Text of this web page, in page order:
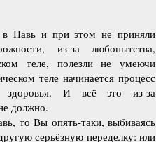
Навь и при этом не приняли
из-за любопытства,
теле, полезли не умеючи
теле начинается процесс
здоровья. И всё это из-за
должно.
то Вы опять-таки, выбиваясь
серьёзную переделку: или